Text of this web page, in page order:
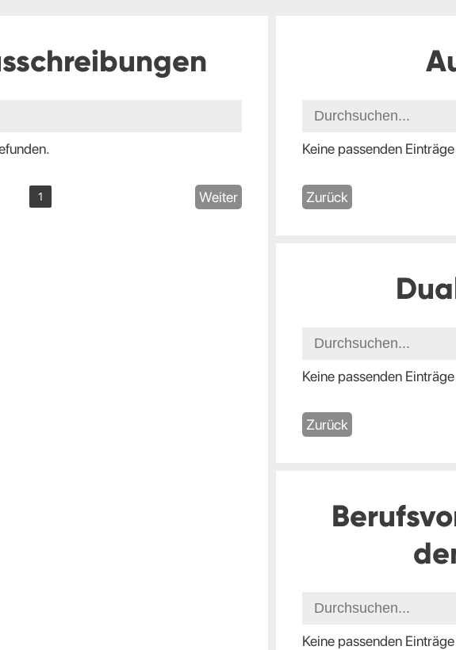
1 Weiter
Keine passenden
Zurück
Keine passenden
Zurück
Keine passenden